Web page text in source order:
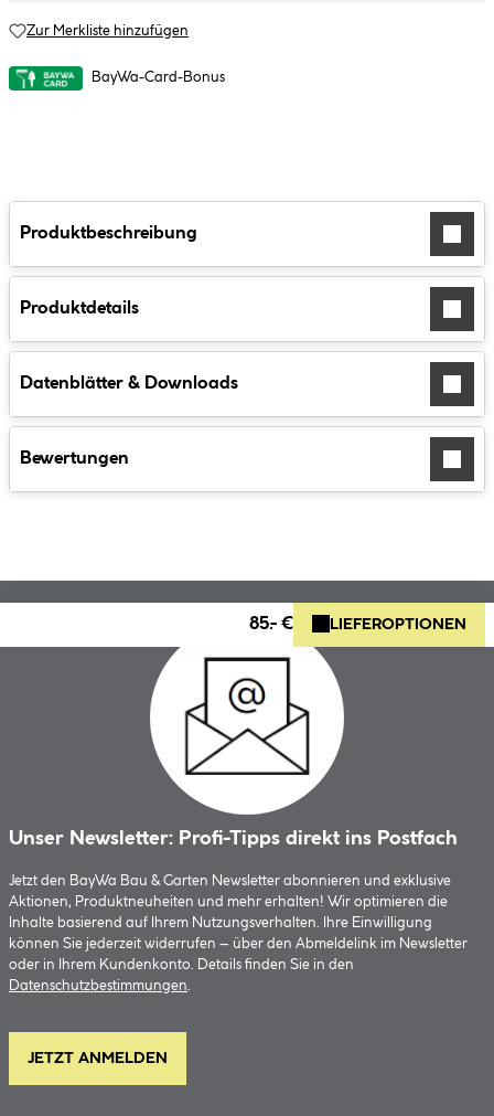
Zur Merkliste hinzufügen
BayWa-Card-Bonus
Produktbeschreibung
Produktdetails
Datenblätter & Downloads
Bewertungen
85.- € LIEFEROPTIONEN
Unser Newsletter: Profi-Tipps direkt ins Postfach
Jetzt den BayWa Bau & Garten Newsletter abonnieren und exklusive
Aktionen, Produktneuheiten und mehr erhalten! Wir optimieren die
Inhalte basierend auf Ihrem Nutzungsverhalten. Ihre Einwilligung
können Sie jederzeit widerrufen – über den Abmeldelink im Newsletter
oder in Ihrem Kundenkonto. Details finden Sie in den
Datenschutzbestimmungen.
JETZT ANMELDEN